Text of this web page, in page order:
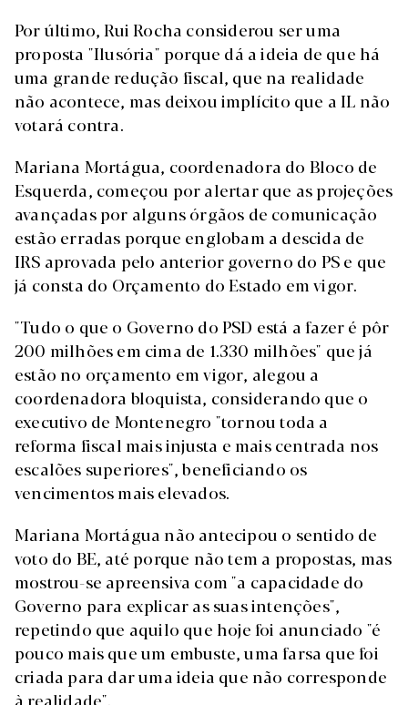
Por último, Rui Rocha considerou ser uma
proposta "Ilusória" porque dá a ideia de que há
uma grande redução fiscal, que na realidade
não acontece, mas deixou implícito que a IL não
votará contra.
Mariana Mortágua, coordenadora do Bloco de
Esquerda, começou por alertar que as projeções
avançadas por alguns órgãos de comunicação
estão erradas porque englobam a descida de
IRS aprovada pelo anterior governo do PS e que
já consta do Orçamento do Estado em vigor.
"Tudo o que o Governo do PSD está a fazer é pôr
200 milhões em cima de 1.330 milhões" que já
estão no orçamento em vigor, alegou a
coordenadora bloquista, considerando que o
executivo de Montenegro "tornou toda a
reforma fiscal mais injusta e mais centrada nos
escalões superiores", beneficiando os
vencimentos mais elevados.
Mariana Mortágua não antecipou o sentido de
voto do BE, até porque não tem a propostas, mas
mostrou-se apreensiva com "a capacidade do
Governo para explicar as suas intenções",
repetindo que aquilo que hoje foi anunciado "é
pouco mais que um embuste, uma farsa que foi
criada para dar uma ideia que não corresponde
à realidade".